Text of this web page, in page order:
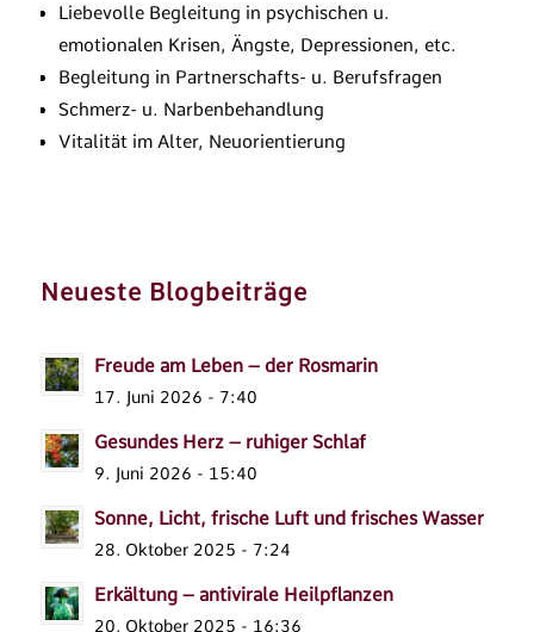
Liebevolle Begleitung in psychischen u.
emotionalen Krisen, Ängste, Depressionen, etc.
Begleitung in Partnerschafts- u. Berufsfragen
Schmerz- u. Narbenbehandlung
Vitalität im Alter, Neuorientierung
Neueste Blogbeiträge
Freude am Leben – der Rosmarin
17. Juni 2026 - 7:40
Gesundes Herz – ruhiger Schlaf
9. Juni 2026 - 15:40
Sonne, Licht, frische Luft und frisches Wasser
28. Oktober 2025 - 7:24
Erkältung – antivirale Heilpflanzen
20. Oktober 2025 - 16:36